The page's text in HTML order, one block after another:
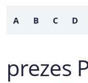
A B C D
prezes